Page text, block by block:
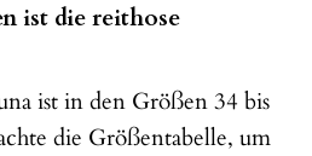
ist die reithose
ist in den Größen 34 bis
die Größentabelle, um